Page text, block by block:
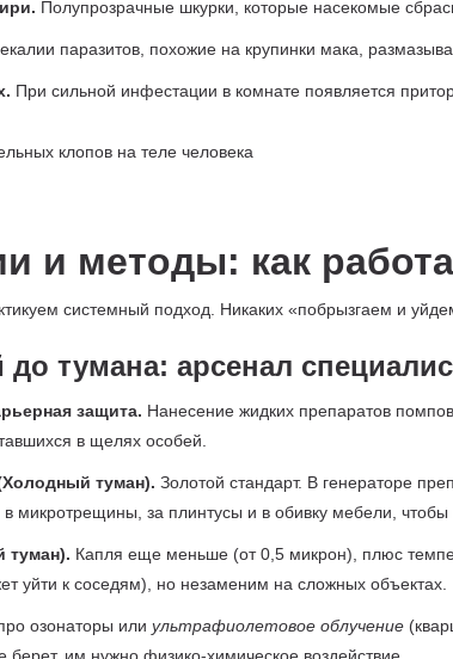
Полупрозрачные шкурки, которые насекомые
паразитов, похожие на крупинки мака,
При сильной инфестации в комнате появляется
и методы: как
системный подход. Никаких «побрызгаем и
до тумана: арсенал
защита. Нанесение жидких препаратов
в щелях особей.
туман). Золотой стандарт. В генераторе
микротрещины, за плинтусы и в обивку мебели, чтобы
туман). Капля еще меньше (от 0,5 микрон), плюс
уйти к соседям), но незаменим на сложных объектах.
озонаторы или ультрафиолетовое облучение